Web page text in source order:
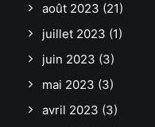
août 2023 (21)
juillet 2023 (1)
juin 2023 (3)
mai 2023 (3)
avril 2023 (3)